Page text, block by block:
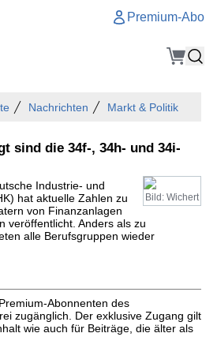
Premium-Abo
Nachrichten Markt & Politik
sind die 34f-, 34h- und 34i-
Bild: Wichert
Industrie- und
hat aktuelle Zahlen zu
von Finanzanlagen
veröffentlicht. Anders als zu
alle Berufsgruppen wieder
Abonnenten des
zugänglich. Der exklusive Zugang gilt
wie auch für Beiträge, die älter als